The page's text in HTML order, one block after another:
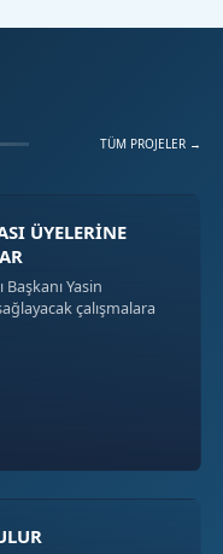
TÜM PROJELER →
ÜYELERİNE
Yasin
çalışmalara